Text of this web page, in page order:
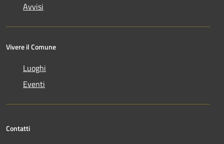
Avvisi
Vivere il Comune
Luoghi
Eventi
Contatti